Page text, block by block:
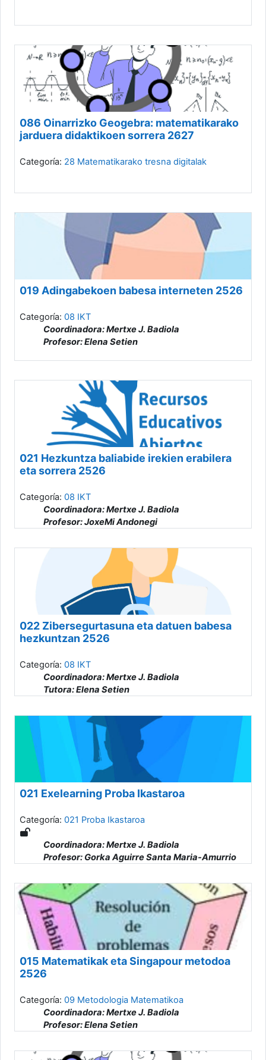
086 Oinarrizko Geogebra: matematikarako
jarduera didaktikoen sorrera 2627
Categoría: 28 Matematikarako tresna digitalak
019 Adingabekoen babesa interneten 2526
Categoría: 08 IKT
Coordinadora: Mertxe J. Badiola
Profesor: Elena Setien
021 Hezkuntza baliabide irekien erabilera
eta sorrera 2526
Categoría: 08 IKT
Coordinadora: Mertxe J. Badiola
Profesor: JoxeMi Andonegi
022 Zibersegurtasuna eta datuen babesa
hezkuntzan 2526
Categoría: 08 IKT
Coordinadora: Mertxe J. Badiola
Tutora: Elena Setien
021 Exelearning Proba Ikastaroa
Categoría: 021 Proba Ikastaroa
Coordinadora: Mertxe J. Badiola
Profesor: Gorka Aguirre Santa Maria-Amurrio
Profesor: JoxeMi Andonegi
Profesor: Susana Arnoso Romero
Profesor: Kizkitza Arozena Gabirondo
Profesor: Ainhize Artetxe Rodriguez
Profesor: Ainara Asensio Andres
Profesor: Laura Ayuda Alvarez
Profesor: Leire Bengoetxea Otegi
Profesor: Ainhoa Bikuña Domingo
Profesor: Gorka Camara Hierro
Profesor: Patricia Carreño Perez
Profesor: Amagoia Eguiluz Martin
Profesor: Aitor Erkoreka Sarria
Profesor: Koro Etxarri Altuna
015 Matematikak eta Singapour metodoa
2526
Categoría: 09 Metodologia Matematikoa
Coordinadora: Mertxe J. Badiola
Profesor: Elena Setien